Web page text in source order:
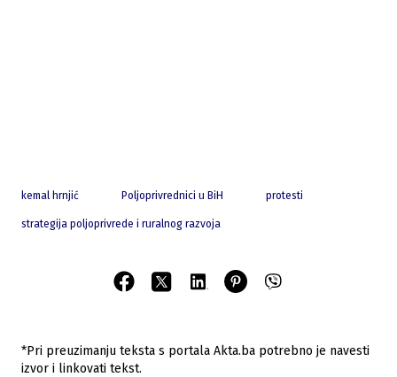
kemal hrnjić Poljoprivrednici u BiH protesti
strategija poljoprivrede i ruralnog razvoja
*Pri preuzimanju teksta s portala Akta.ba potrebno je navesti
izvor i linkovati tekst.